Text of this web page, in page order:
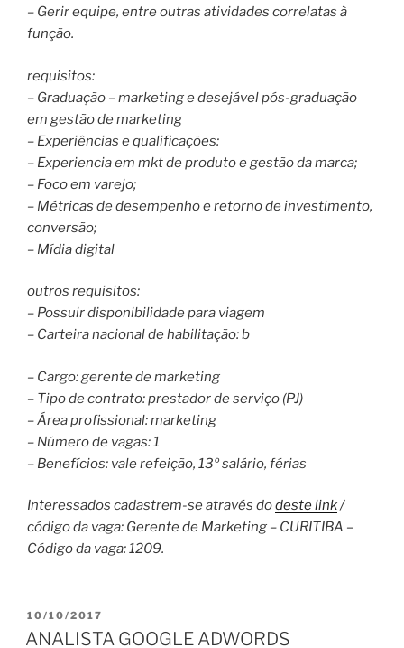
– Gerir equipe, entre outras atividades correlatas à
função.
requisitos:
– Graduação – marketing e desejável pós-graduação
em gestão de marketing
– Experiências e qualificações:
– Experiencia em mkt de produto e gestão da marca;
– Foco em varejo;
– Métricas de desempenho e retorno de investimento,
conversão;
– Mídia digital
outros requisitos:
– Possuir disponibilidade para viagem
– Carteira nacional de habilitação: b
– Cargo: gerente de marketing
– Tipo de contrato: prestador de serviço (PJ)
– Área profissional: marketing
– Número de vagas: 1
– Benefícios: vale refeição, 13º salário, férias
Interessados cadastrem-se através dodeste link/
código da vaga: Gerente de Marketing – CURITIBA –
Código da vaga: 1209.
PUBLICADO
EM
10/10/2017
ANALISTA GOOGLE ADWORDS